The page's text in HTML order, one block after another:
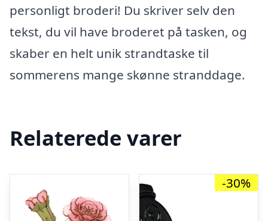
personligt broderi! Du skriver selv den
tekst, du vil have broderet på tasken, og
skaber en helt unik strandtaske til
sommerens mange skønne stranddage.
Relaterede varer
-30%